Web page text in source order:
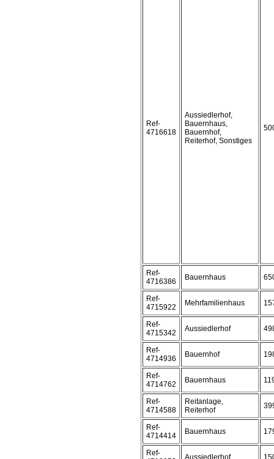
Ref-
4716618
Aussiedlerhof,
Bauernhaus,
Bauernhof,
Reiterhof, Sonstiges
Ref-
4716386
Bauernhaus
Ref-
4715922
Mehrfamilienhaus
Ref-
4715342
Aussiedlerhof
Ref-
4714936
Bauernhof
Ref-
4714762
Bauernhaus
Ref-
4714588
Reitanlage,
Reiterhof
Ref-
4714414
Bauernhaus
Ref-
Aussiedlerhof